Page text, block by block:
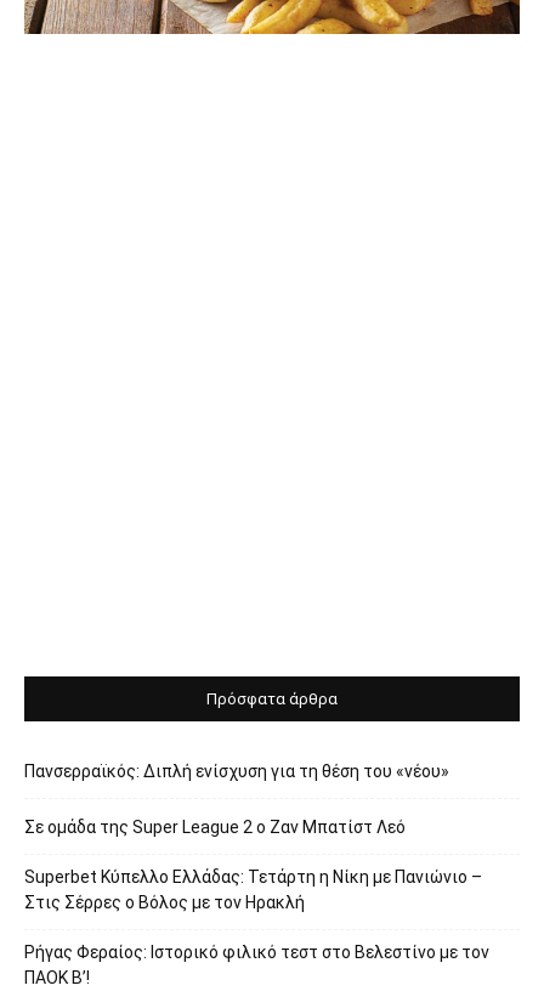
Πρόσφατα άρθρα
Πανσερραϊκός: Διπλή ενίσχυση για τη θέση του «νέου»
Σε ομάδα της Super League 2 o Ζαν Μπατίστ Λεό
Superbet Κύπελλο Ελλάδας: Τετάρτη η Νίκη με Πανιώνιο –
Στις Σέρρες ο Βόλος με τον Ηρακλή
Ρήγας Φεραίος: Ιστορικό φιλικό τεστ στο Βελεστίνο με τον
ΠΑΟΚ Β’!